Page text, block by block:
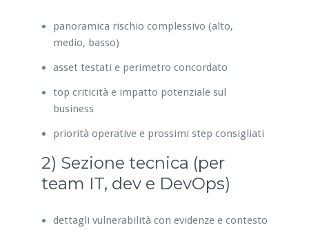
panoramica rischio complessivo (alto,
medio, basso)
asset testati e perimetro concordato
top criticità e impatto potenziale sul
business
priorità operative e prossimi step consigliati
2) Sezione tecnica (per
team IT, dev e DevOps)
dettagli vulnerabilità con evidenze e contesto